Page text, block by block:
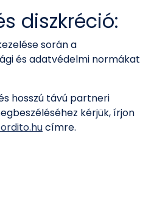
diszkréció:
során a
és adatvédelmi normákat
hosszú távú partneri
kérjük, írjon
címre.